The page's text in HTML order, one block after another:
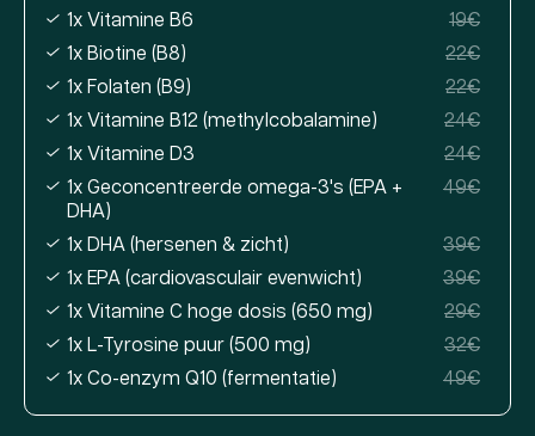
1x Vitamine B6
19€
1x Biotine (B8)
22€
1x Folaten (B9)
22€
1x Vitamine B12 (methylcobalamine)
24€
1x Vitamine D3
24€
1x Geconcentreerde omega-3's (EPA +
DHA)
49€
1x DHA (hersenen & zicht)
39€
1x EPA (cardiovasculair evenwicht)
39€
1x Vitamine C hoge dosis (650 mg)
29€
1x L-Tyrosine puur (500 mg)
32€
1x Co-enzym Q10 (fermentatie)
49€